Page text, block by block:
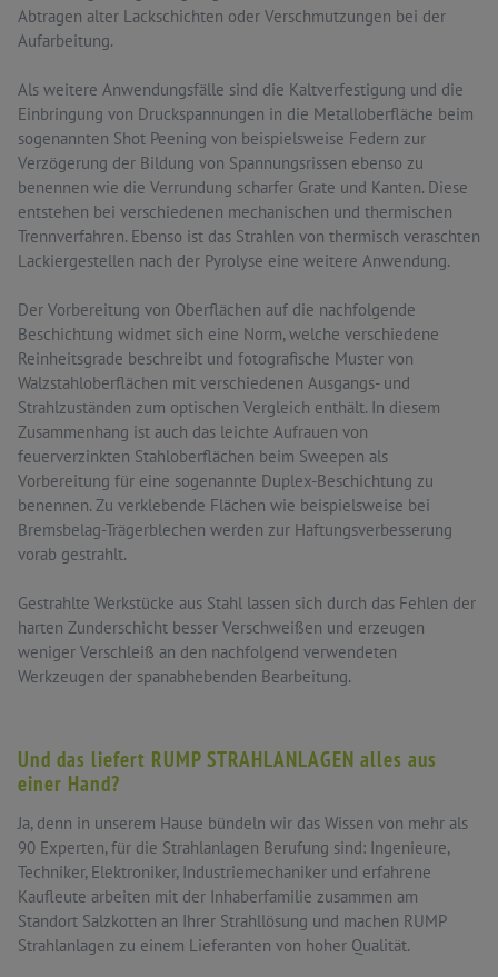
Abtragen alter Lackschichten oder Verschmutzungen bei der
Aufarbeitung.
Als weitere Anwendungsfälle sind die Kaltverfestigung und die
Einbringung von Druckspannungen in die Metalloberfläche beim
sogenannten Shot Peening von beispielsweise Federn zur
Verzögerung der Bildung von Spannungsrissen ebenso zu
benennen wie die Verrundung scharfer Grate und Kanten. Diese
entstehen bei verschiedenen mechanischen und thermischen
Trennverfahren. Ebenso ist das Strahlen von thermisch veraschten
Lackiergestellen nach der Pyrolyse eine weitere Anwendung.
Der Vorbereitung von Oberflächen auf die nachfolgende
Beschichtung widmet sich eine Norm, welche verschiedene
Reinheitsgrade beschreibt und fotografische Muster von
Walzstahloberflächen mit verschiedenen Ausgangs- und
Strahlzuständen zum optischen Vergleich enthält. In diesem
Zusammenhang ist auch das leichte Aufrauen von
feuerverzinkten Stahloberflächen beim Sweepen als
Vorbereitung für eine sogenannte Duplex-Beschichtung zu
benennen. Zu verklebende Flächen wie beispielsweise bei
Bremsbelag-Trägerblechen werden zur Haftungsverbesserung
vorab gestrahlt.
Gestrahlte Werkstücke aus Stahl lassen sich durch das Fehlen der
harten Zunderschicht besser Verschweißen und erzeugen
weniger Verschleiß an den nachfolgend verwendeten
Werkzeugen der spanabhebenden Bearbeitung.
Und das liefert RUMP STRAHLANLAGEN alles aus
einer Hand?
Ja, denn in unserem Hause bündeln wir das Wissen von mehr als
90 Experten, für die Strahlanlagen Berufung sind: Ingenieure,
Techniker, Elektroniker, Industriemechaniker und erfahrene
Kaufleute arbeiten mit der Inhaberfamilie zusammen am
Standort Salzkotten an Ihrer Strahllösung und machen RUMP
Strahlanlagen zu einem Lieferanten von hoher Qualität.